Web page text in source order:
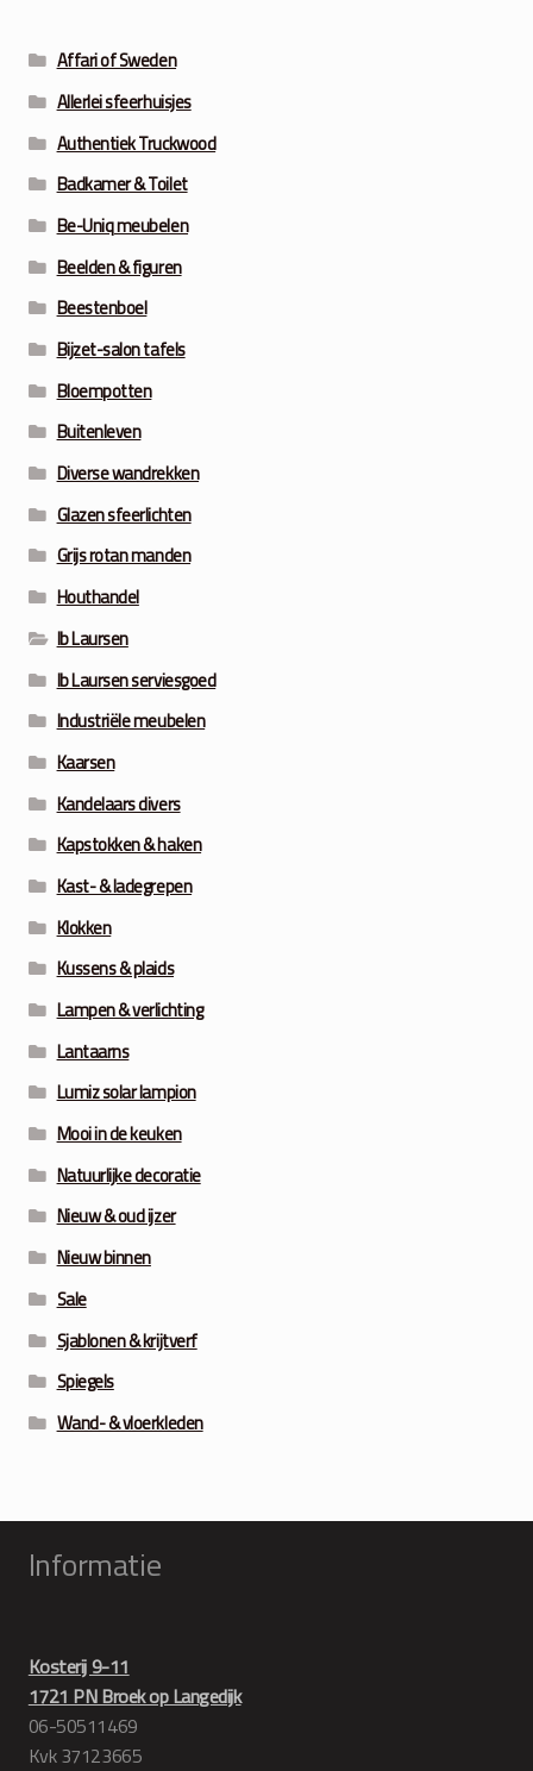
Affari of Sweden
Allerlei sfeerhuisjes
Authentiek Truckwood
Badkamer & Toilet
Be-Uniq meubelen
Beelden & figuren
Beestenboel
Bijzet-salon tafels
Bloempotten
Buitenleven
Diverse wandrekken
Glazen sfeerlichten
Grijs rotan manden
Houthandel
Ib Laursen
Ib Laursen serviesgoed
Industriële meubelen
Kaarsen
Kandelaars divers
Kapstokken & haken
Kast- & ladegrepen
Klokken
Kussens & plaids
Lampen & verlichting
Lantaarns
Lumiz solar lampion
Mooi in de keuken
Natuurlijke decoratie
Nieuw & oud ijzer
Nieuw binnen
Sale
Sjablonen & krijtverf
Spiegels
Wand- & vloerkleden
Informatie
Kosterij 9-11
1721 PN Broek op Langedijk
06-50511469
Kvk 37123665